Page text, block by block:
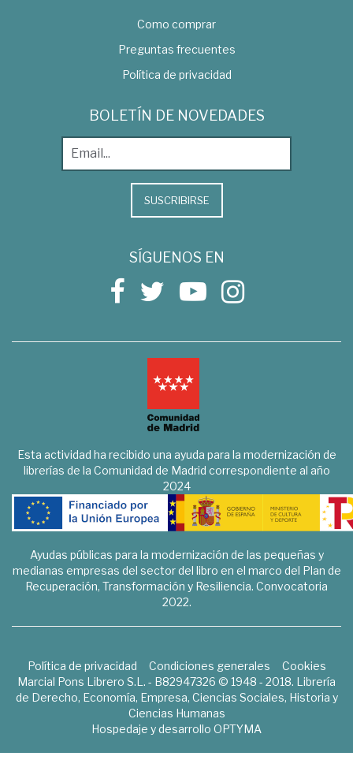
Como comprar
Preguntas frecuentes
Política de privacidad
BOLETÍN DE NOVEDADES
SUSCRIBIRSE
SÍGUENOS EN
Esta actividad ha recibido una ayuda para la modernización de
librerías de la Comunidad de Madrid correspondiente al año
2024
Ayudas públicas para la modernización de las pequeñas y
medianas empresas del sector del libro en el marco del Plan de
Recuperación, Transformación y Resiliencia. Convocatoria
2022.
Política de privacidad Condiciones generales
Cookies
Marcial Pons Librero S.L. - B82947326 © 1948 - 2018. Librería
de Derecho, Economía, Empresa, Ciencias Sociales, Historia y
Ciencias Humanas
Hospedaje y desarrollo OPTYMA